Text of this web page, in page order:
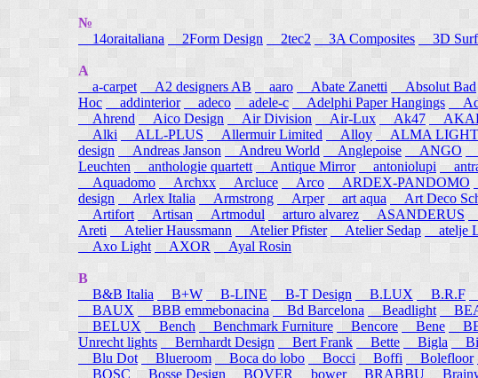
№
14oraitaliana
2Form Design 2tec2 3A Composites 3D
A
a-carpet
A2 designers AB aaro Abate Zanetti Absolut Bad
Hoc
addinterior adeco adele-c Adelphi Paper Hangings
Ahrend
Aico Design Air Division Air-Lux Ak47
Alki
ALL-PLUS Allermuir Limited Alloy ALMA LIGHT
design
Andreas Janson Andreu World Anglepoise ANGO
Leuchten
anthologie quartett Antique Mirror antoniolupi
Aquadomo
Archxx Arcluce Arco ARDEX-PANDOMO
design
Arlex Italia Armstrong Arper art aqua Art Deco
Artifort
Artisan Artmodul arturo alvarez ASANDERUS
Areti
Atelier Haussmann Atelier Pfister Atelier Sedap atelje
Axo Light
AXOR Ayal Rosin
B
B&B Italia
B+W B-LINE B-T Design B.LUX B.R.F
BAUX
BBB emmebonacina Bd Barcelona Beadlight
BELUX
Bench Benchmark Furniture Bencore Bene
Unrecht lights
Bernhardt Design Bert Frank Bette Bigla
Blu Dot
Blueroom Boca do lobo Bocci Boffi Bolefloor
BOSC Bosse Design BOVER bower BRABBU